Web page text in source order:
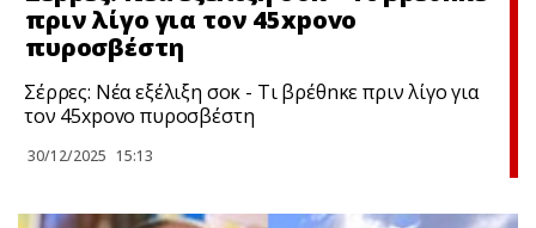
πριν λίγο για τον 45xpovo
πυροσβέστη
Σέρρες: Νέα εξέλιξη σoκ - Τι βρέθnκε πριν λίγο για
τον 45xpovo πυροσβέστη
30/12/2025 15:13